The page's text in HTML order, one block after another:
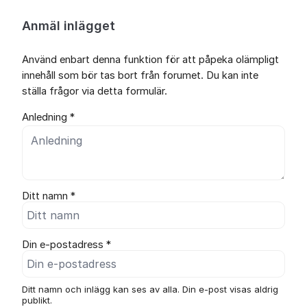
Anmäl inlägget
Använd enbart denna funktion för att påpeka olämpligt
innehåll som bör tas bort från forumet. Du kan inte
ställa frågor via detta formulär.
Anledning *
Ditt namn *
Din e-postadress *
Ditt namn och inlägg kan ses av alla. Din e-post visas aldrig
publikt.